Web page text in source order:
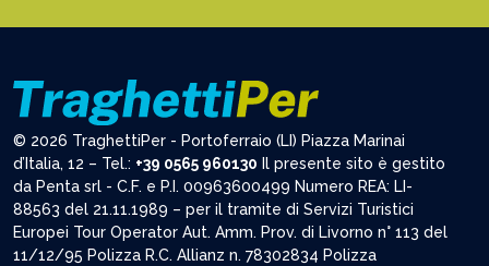
© 2026 TraghettiPer - Portoferraio (LI) Piazza Marinai
d’Italia, 12 – Tel.: +39 0565 960130 Il presente sito è gestito
da Penta srl - C.F. e P.I. 00963600499 Numero REA: LI-
88563 del 21.11.1989 – per il tramite di Servizi Turistici
Europei Tour Operator Aut. Amm. Prov. di Livorno n° 113 del
11/12/95 Polizza R.C. Allianz n. 78302834 Polizza